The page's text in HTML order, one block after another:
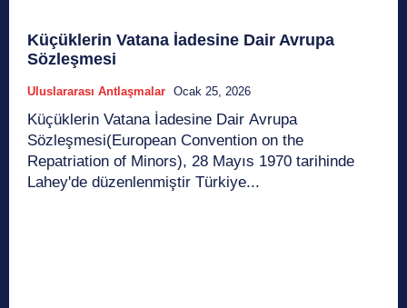
Küçüklerin Vatana İadesine Dair Avrupa
Sözleşmesi
Uluslararası Antlaşmalar Ocak 25, 2026
Küçüklerin Vatana İadesine Dair Avrupa
Sözleşmesi(European Convention on the
Repatriation of Minors), 28 Mayıs 1970 tarihinde
Lahey'de düzenlenmiştir Türkiye...